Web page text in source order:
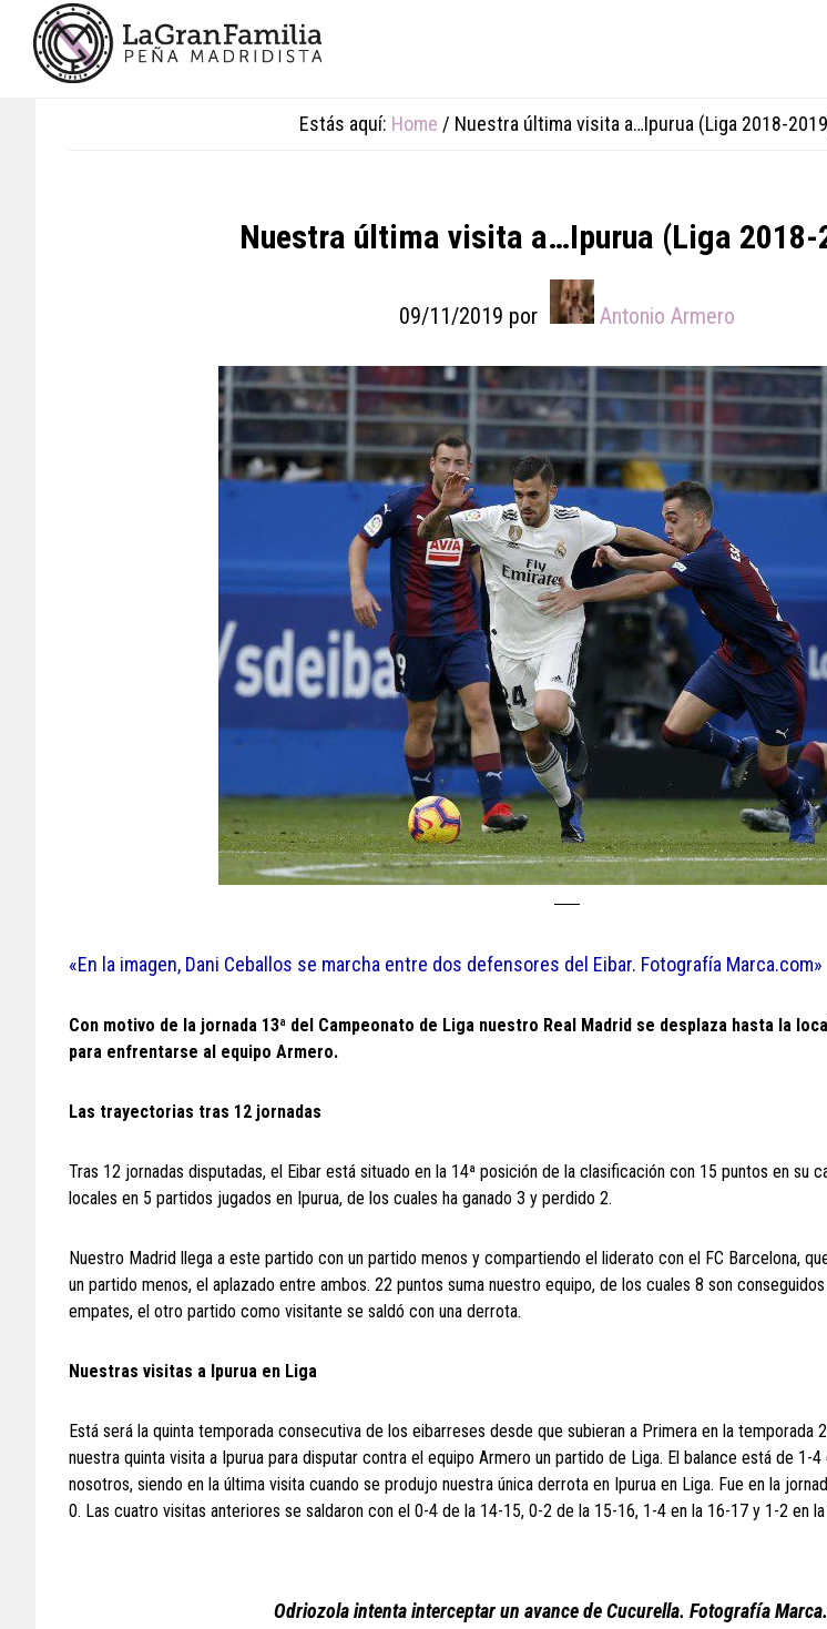
primary
footer
Estás aquí: Home / Nuestra última visita a…Ipurua (Liga 2018-
Nuestra última visita a…Ipurua (Liga 2018-
09/11/2019 por Antonio Armero
«En la imagen, Dani Ceballos se marcha entre dos defensores del Eibar. Fotografía Marca.com»
Con motivo de la jornada 13ª del Campeonato de Liga nuestro Real Madrid se desplaza hasta la
para enfrentarse al equipo Armero.
Las trayectorias tras 12 jornadas
Tras 12 jornadas disputadas, el Eibar está situado en la 14ª posición de la clasificación con 15 puntos en su
locales en 5 partidos jugados en Ipurua, de los cuales ha ganado 3 y perdido 2.
Nuestro Madrid llega a este partido con un partido menos y compartiendo el liderato con el FC Barcelona,
un partido menos, el aplazado entre ambos. 22 puntos suma nuestro equipo, de los cuales 8 son
empates, el otro partido como visitante se saldó con una derrota.
Nuestras visitas a Ipurua en Liga
Está será la quinta temporada consecutiva de los eibarreses desde que subieran a Primera en la temporada
nuestra quinta visita a Ipurua para disputar contra el equipo Armero un partido de Liga. El balance está de 1-
nosotros, siendo en la última visita cuando se produjo nuestra única derrota en Ipurua en Liga. Fue en la
0. Las cuatro visitas anteriores se saldaron con el 0-4 de la 14-15, 0-2 de la 15-16, 1-4 en la 16-17 y 1-2 en
Odriozola intenta interceptar un avance de Cucurella. Fotografía